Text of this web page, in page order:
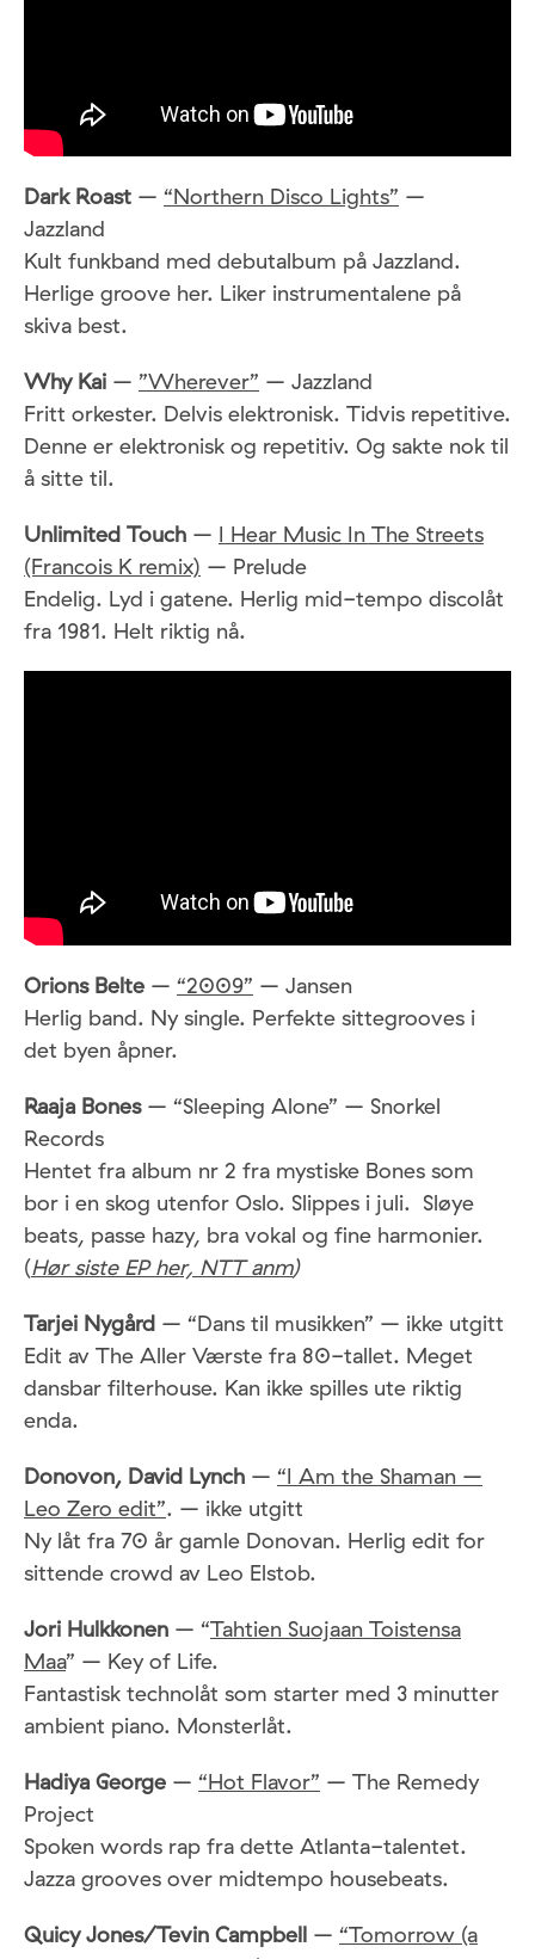
Dark Roast – “Northern Disco Lights” –
Jazzland
Kult funkband med debutalbum på Jazzland.
Herlige groove her. Liker instrumentalene på
skiva best.
Why Kai – ”Wherever” – Jazzland
Fritt orkester. Delvis elektronisk. Tidvis repetitive.
Denne er elektronisk og repetitiv. Og sakte nok til
å sitte til.
Unlimited Touch – I Hear Music In The Streets
(Francois K remix) – Prelude
Endelig. Lyd i gatene. Herlig mid-tempo discolåt
fra 1981. Helt riktig nå.
Orions Belte – “2009” – Jansen
Herlig band. Ny single. Perfekte sittegrooves i
det byen åpner.
Raaja Bones– “Sleeping Alone” – Snorkel
Records
Hentet fra album nr 2 fra mystiske Bones som
bor i en skog utenfor Oslo. Slippes i juli. Sløye
beats, passe hazy, bra vokal og fine harmonier.
(Hør siste EP her, NTT anm)
Tarjei Nygård – “Dans til musikken” – ikke utgitt
Edit av The Aller Værste fra 80-tallet. Meget
dansbar filterhouse. Kan ikke spilles ute riktig
enda.
Donovon, David Lynch – “I Am the Shaman –
Leo Zero edit”. – ikke utgitt
Ny låt fra 70 år gamle Donovan. Herlig edit for
sittende crowd av Leo Elstob.
Jori Hulkkonen – “Tahtien Suojaan Toistensa
Maa” – Key of Life.
Fantastisk technolåt som starter med 3 minutter
ambient piano. Monsterlåt.
Hadiya George – “Hot Flavor” – The Remedy
Project
Spoken words rap fra dette Atlanta-talentet.
Jazza grooves over midtempo housebeats.
Quicy Jones/Tevin Campbell – “Tomorrow (a